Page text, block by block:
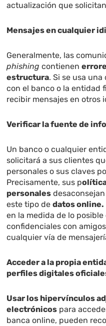
actualización que
Mensajes en cualquier
Generalmente, las
phishing contienen
estructura. Si se usa
con el banco o la entidad
recibir mensajes en otros
Verificar la fuente de
Un banco o cualquier
solicitará a sus clientes
personales o sus claves
Precisamente, sus p
personales
este tipo dedatos online.
en la medida de lo
confidenciales con
cualquier vía de
Acceder a la propia
perfiles digitales
Usar los hipervínculos
electrónicos para
banca online, pueden